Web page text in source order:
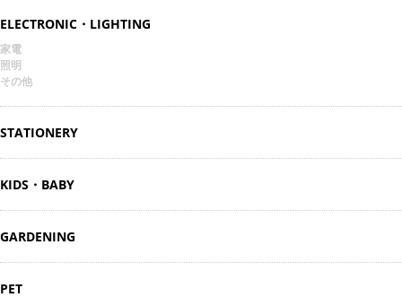
ELECTRONIC・LIGHTING
家電
照明
その他
STATIONERY
KIDS・BABY
GARDENING
PET